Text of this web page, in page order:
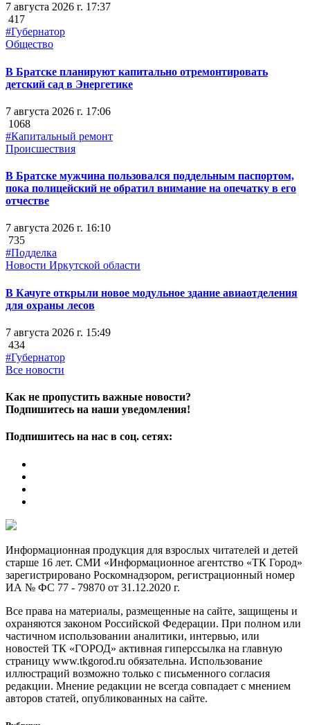
7 августа 2026 г. 17:37
417
#Губернатор
Общество
В Братске планируют капитально отремонтировать
детский сад в Энергетике
7 августа 2026 г. 17:06
1068
#Капитальный ремонт
Происшествия
В Братске мужчина пользовался поддельным паспортом,
пока полицейский не обратил внимание на опечатку в его
отчестве
7 августа 2026 г. 16:10
735
#Подделка
Новости Иркутской области
В Качуге открыли новое модульное здание авиаотделения
для охраны лесов
7 августа 2026 г. 15:49
434
#Губернатор
Все новости
Как не пропустить важные новости?
Подпишитесь на наши уведомления!
Подпишитесь на нас в соц. сетях:
Информационная продукция для взрослых читателей и детей
старше 16 лет. СМИ «Информационное агентство «ТК Город»
зарегистрировано Роскомнадзором, регистрационный номер
ИА № ФС 77 - 79870 от 31.12.2020 г.
Все права на материалы, размещенные на сайте, защищены и
охраняются законом Российской Федерации. При полном или
частичном использовании аналитики, интервью, или
новостей ТК «ГОРОД» активная гиперссылка на главную
страницу www.tkgorod.ru обязательна. Использование
иллюстраций возможно только с письменного согласия
редакции. Мнение редакции не всегда совпадает с мнением
авторов статей, опубликованных на сайте.